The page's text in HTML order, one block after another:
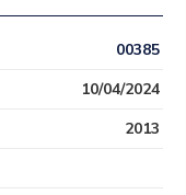
00385
10/04/2024
2013